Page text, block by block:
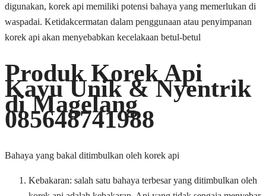
digunakan, korek api memiliki potensi bahaya yang memerlukan di
waspadai. Ketidakcermatan dalam penggunaan atau penyimpanan
korek api akan menyebabkan kecelakaan betul-betul
Produk Korek Api
Kayu Unik & Nyentrik
di Magelang
085648741988
Bahaya yang bakal ditimbulkan oleh korek api
Kebakaran: salah satu bahaya terbesar yang ditimbulkan oleh